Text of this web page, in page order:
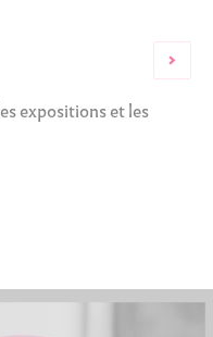
expositions et les